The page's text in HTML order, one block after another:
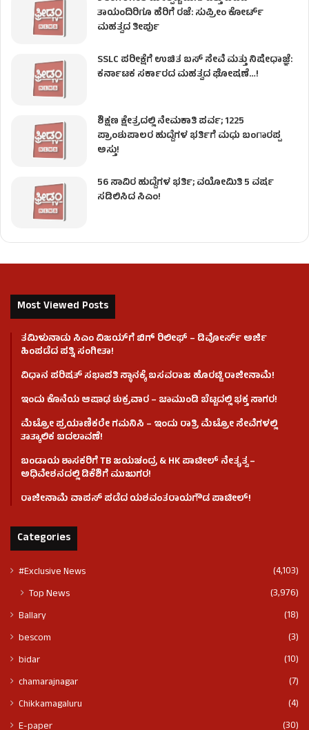
ತಾಯಂದಿರಿಗೂ ಹೆರಿಗೆ ರಜೆ: ಸುಪ್ರೀಂ ಕೋರ್ಟ್
ಮಹತ್ವದ ತೀರ್ಪು
SSLC ಪರೀಕ್ಷೆಗೆ ಉಚಿತ ಬಸ್ ಸೇವೆ ಮತ್ತು ನಿಷೇಧಾಜ್ಞೆ:
ಕರ್ನಾಟಕ ಸರ್ಕಾರದ ಮಹತ್ವದ ಘೋಷಣೆ…!
ಶಿಕ್ಷಣ ಕ್ಷೇತ್ರದಲ್ಲಿ ನೇಮಕಾತಿ ಪರ್ವ; 1225
ಪ್ರಾಂಶುಪಾಲರ ಹುದ್ದೆಗಳ ಭರ್ತಿಗೆ ಮಧು ಬಂಗಾರಪ್ಪ
ಅಸ್ತು!
56 ಸಾವಿರ ಹುದ್ದೆಗಳ ಭರ್ತಿ; ವಯೋಮಿತಿ 5 ವರ್ಷ
ಸಡಿಲಿಸಿದ ಸಿಎಂ!
Most Viewed Posts
ತಮಿಳುನಾಡು ಸಿಎಂ ವಿಜಯ್‌ಗೆ ಬಿಗ್ ರಿಲೀಫ್ – ಡಿವೋರ್ಸ್ ಅರ್ಜಿ
ಹಿಂಪಡೆದ ಪತ್ನಿ ಸಂಗೀತಾ!
ವಿಧಾನ ಪರಿಷತ್ ಸಭಾಪತಿ ಸ್ಥಾನಕ್ಕೆ ಬಸವರಾಜ ಹೊರಟ್ಟಿ ರಾಜೀನಾಮೆ!
ಇಂದು ಕೊನೆಯ ಆಷಾಢ ಶುಕ್ರವಾರ – ಚಾಮುಂಡಿ ಬೆಟ್ಟದಲ್ಲಿ ಭಕ್ತ ಸಾಗರ!
ಮೆಟ್ರೋ ಪ್ರಯಾಣಿಕರೇ ಗಮನಿಸಿ – ಇಂದು ರಾತ್ರಿ ಮೆಟ್ರೋ ಸೇವೆಗಳಲ್ಲಿ
ತಾತ್ಕಾಲಿಕ ಬದಲಾವಣೆ!
ಬಂಡಾಯ ಶಾಸಕರಿಗೆ TB ಜಯಚಂದ್ರ & HK ಪಾಟೀಲ್ ನೇತೃತ್ವ –
ಅಧಿವೇಶನದಲ್ಲಿ ಡಿಕೆಶಿಗೆ ಮುಜುಗರ!
ರಾಜೀನಾಮೆ ವಾಪಸ್ ಪಡೆದ ಯಶವಂತರಾಯಗೌಡ ಪಾಟೀಲ್‌!
Categories
#Exclusive News (4,103)
Top News (3,976)
Ballary
(18)
bescom
(3)
bidar
(10)
chamarajnagar
(7)
Chikkamagaluru
(4)
E-paper
(30)